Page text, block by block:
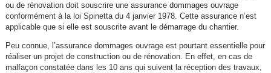
ou de rénovation doit souscrire une assurance dommages ouvrage
conformément à la loi Spinetta du 4 janvier 1978. Cette assurance n’est
applicable que si elle est souscrite avant le démarrage du chantier.
Peu connue, l’assurance dommages ouvrage est pourtant essentielle pour
réaliser un projet de construction ou de rénovation. En effet, en cas de
malfaçon constatée dans les 10 ans qui suivent la réception des travaux,